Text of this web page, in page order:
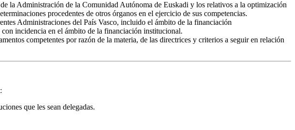
la Administración de la Comunidad Autónoma de Euskadi y los relativos a la optimización
procedentes de otros órganos en el ejercicio de sus competencias.
Administraciones del País Vasco, incluido el ámbito de la financiación
incidencia en el ámbito de la financiación institucional.
competentes por razón de la materia, de las directrices y criterios a seguir en relación
que les sean delegadas.